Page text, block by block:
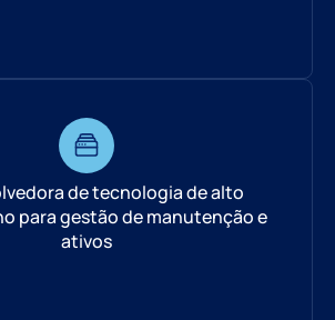
de tecnologia de alto
para gestão de manutenção e
ativos